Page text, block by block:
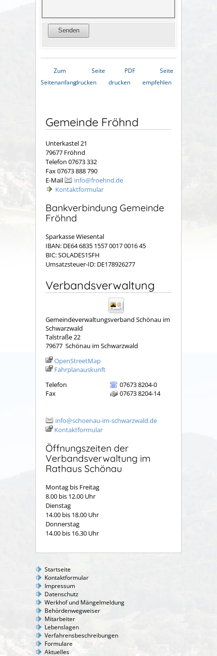
Zum
Seitenanfang
Seite
drucken
PDF
drucken
Seite
empfehlen
Gemeinde Fröhnd
Unterkastel 21
79677 Fröhnd
Telefon 07673 332
Fax 07673 888 790
E-Mail
info@froehnd.de
Kontaktformular
Bankverbindung Gemeinde
Fröhnd
Sparkasse Wiesental
IBAN: DE64 6835 1557 0017 0016 45
BIC: SOLADES1SFH
Umsatzsteuer-ID: DE178926277
Verbandsverwaltung
Gemeindeverwaltungsverband Schönau im
Schwarzwald
Talstraße 22
79677 Schönau im Schwarzwald
OpenStreetMap
Fahrplanauskunft
Telefon
07673 8204-0
Fax
07673 8204-14
info@schoenau-im-schwarzwald.de
Kontaktformular
Öffnungszeiten der
Verbandsverwaltung im
Rathaus Schönau
Montag bis Freitag
8.00 bis 12.00 Uhr
Dienstag
14.00 bis 18.00 Uhr
Donnerstag
14.00 bis 16.30 Uhr
Startseite
Kontaktformular
Impressum
Datenschutz
Werkhof und Mängelmeldung
Behördenwegweiser
Mitarbeiter
Lebenslagen
Verfahrensbeschreibungen
Formulare
Aktuelles